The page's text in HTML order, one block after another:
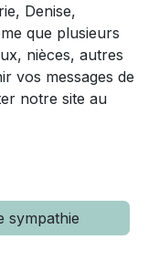
Denise,
que plusieurs
nièces, autres
vos messages de
notre site au
sympathie